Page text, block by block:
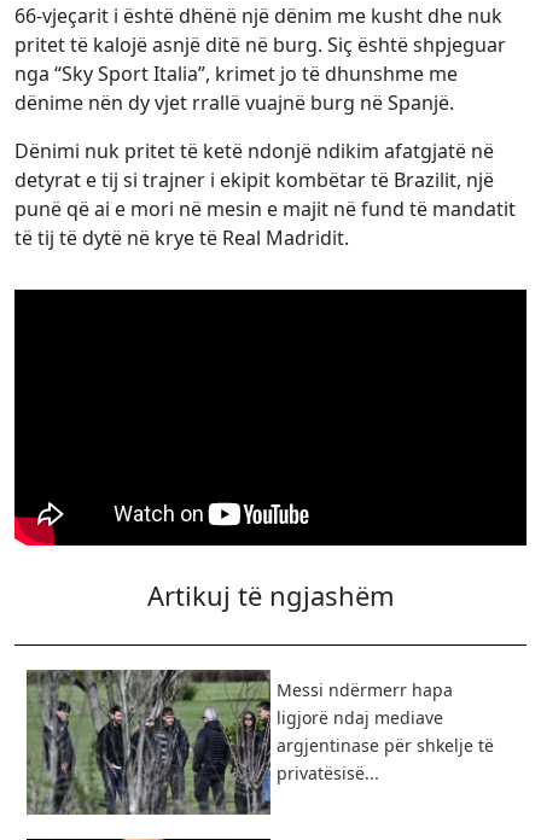
66-vjeçarit i është dhënë një dënim me kusht dhe nuk
pritet të kalojë asnjë ditë në burg. Siç është shpjeguar
nga “Sky Sport Italia”, krimet jo të dhunshme me
dënime nën dy vjet rrallë vuajnë burg në Spanjë.
Dënimi nuk pritet të ketë ndonjë ndikim afatgjatë në
detyrat e tij si trajner i ekipit kombëtar të Brazilit, një
punë që ai e mori në mesin e majit në fund të mandatit
të tij të dytë në krye të Real Madridit.
Artikuj të ngjashëm
Messi ndërmerr hapa
ligjorë ndaj mediave
argjentinase për shkelje të
privatësisë...